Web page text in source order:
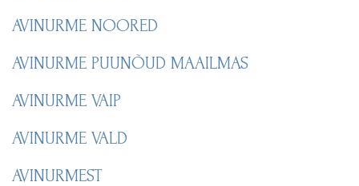
AVINURME NOORED
AVINURME PUUNÕUD MAAILMAS
AVINURME VAIP
AVINURME VALD
AVINURMEST